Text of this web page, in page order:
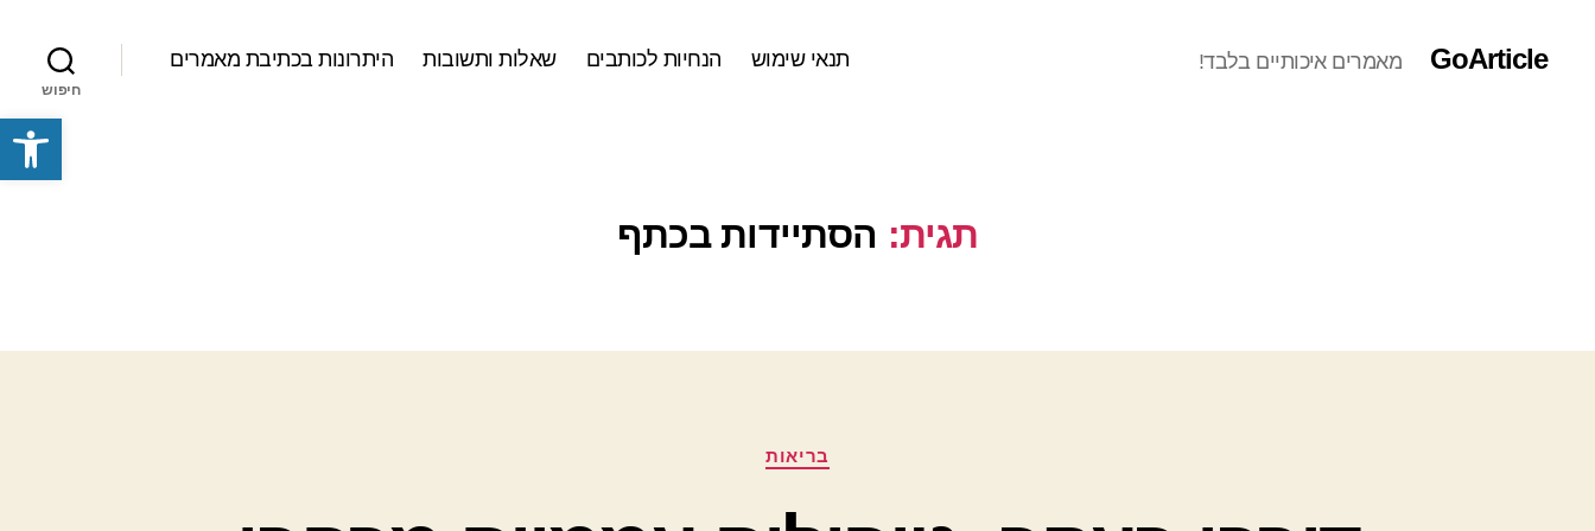
פתח סרגל נגישות
GoArticle מאמרים איכותיים בלבד! תנאי שימוש הנחיות לכותבים שאלות ותשובות היתרונות בכתיבת מאמרים
חיפוש
תגית: הסתיידות בכתף
קטגוריותבריאות